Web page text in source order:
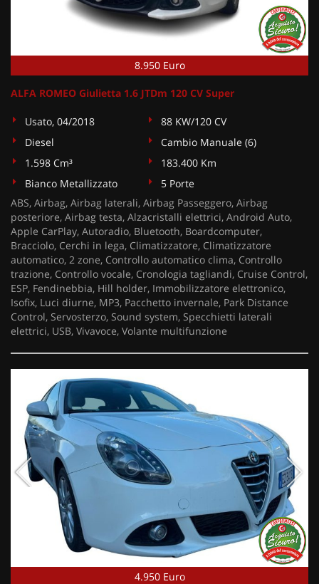
8.950 Euro
ALFA ROMEO Giulietta 1.6 JTDm 120 CV Super
Usato, 04/2018
88 KW/120 CV
Diesel
Cambio Manuale (6)
1.598 Cm³
183.400 Km
Bianco Metallizzato
5 Porte
ABS, Airbag, Airbag laterali, Airbag Passeggero, Airbag
posteriore, Airbag testa, Alzacristalli elettrici, Android Auto,
Apple CarPlay, Autoradio, Bluetooth, Boardcomputer,
Bracciolo, Cerchi in lega, Climatizzatore, Climatizzatore
automatico, 2 zone, Controllo automatico clima, Controllo
trazione, Controllo vocale, Cronologia tagliandi, Cruise Control,
ESP, Fendinebbia, Hill holder, Immobilizzatore elettronico,
Isofix, Luci diurne, MP3, Pacchetto invernale, Park Distance
Control, Servosterzo, Sound system, Specchietti laterali
elettrici, USB, Vivavoce, Volante multifunzione
4.950 Euro